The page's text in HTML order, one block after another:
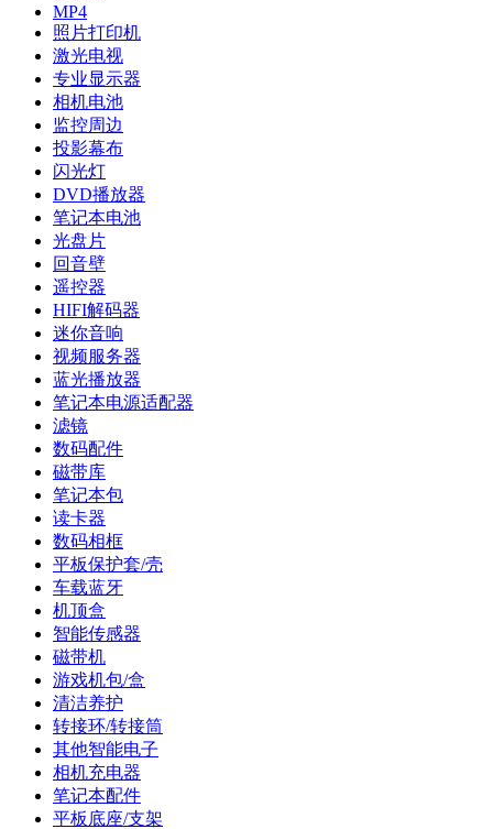
MP4
照片打印机
激光电视
专业显示器
相机电池
监控周边
投影幕布
闪光灯
DVD播放器
笔记本电池
光盘片
回音壁
遥控器
HIFI解码器
迷你音响
视频服务器
蓝光播放器
笔记本电源适配器
滤镜
数码配件
磁带库
笔记本包
读卡器
数码相框
平板保护套/壳
车载蓝牙
机顶盒
智能传感器
磁带机
游戏机包/盒
清洁养护
转接环/转接筒
其他智能电子
相机充电器
笔记本配件
平板底座/支架